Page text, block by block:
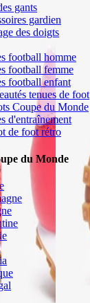
gants
gardien
des doigts
football homme
football femme
football enfant
tenues de foot
Coupe du Monde
d'entraînement
de foot rétro
du Monde